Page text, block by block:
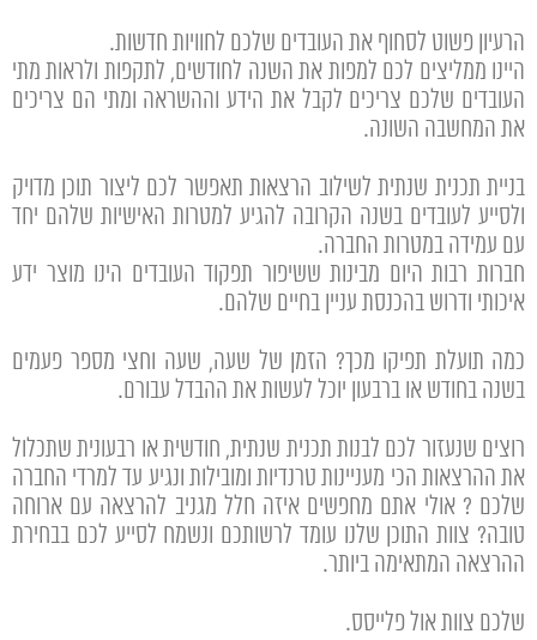
הרעיון פשוט לסחוף את העובדים שלכם לחוויות חדשות.
היינו ממליצים לכם למפות את השנה לחודשים, לתקפות ולראות מתי
העובדים שלכם צריכים לקבל את הידע וההשראה ומתי הם צריכים
את המחשבה השונה.
בניית תכנית שנתית לשילוב הרצאות תאפשר לכם ליצור תוכן מדויק
ולסייע לעובדים בשנה הקרובה להגיע למטרות האישיות שלהם יחד
עם עמידה במטרות החברה.
חברות רבות היום מבינות ששיפור תפקוד העובדים הינו מוצר ידע
איכותי ודרוש בהכנסת עניין בחיים שלהם.
כמה תועלת תפיקו מכך? הזמן של שעה, שעה וחצי מספר פעמים
בשנה בחודש או ברבעון יוכל לעשות את ההבדל עבורם.
רוצים שנעזור לכם לבנות תכנית שנתית, חודשית או רבעונית שתכלול
את ההרצאות הכי מעניינות טרנדיות ומובילות ונגיע עד למרדי החברה
שלכם ? אולי אתם מחפשים איזה חלל מגניב להרצאה עם ארוחה
טובה? צוות התוכן שלנו עומד לרשותכם ונשמח לסייע לכם בבחירת
ההרצאה המתאימה ביותר.
שלכם צוות אול פלייסס.